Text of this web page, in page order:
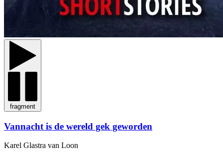
fragment
Vannacht is de wereld gek geworden
Karel Glastra van Loon